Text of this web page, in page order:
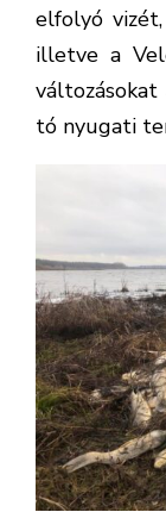
elfolyó vizét,
illetve a
tó nyugati